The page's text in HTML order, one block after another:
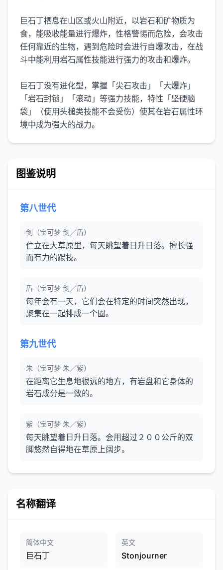
巨石丁栖息在山区或火山附近，以岩石和矿物质为
食，能吸收能量进行爆炸，性格警惕而危险，会攻击
任何靠近的生物，遇到危险时会进行自爆攻击，在战
斗中能利用岩石属性技能进行强力的攻击和爆炸。
巨石丁没有进化型，掌握「尖石攻击」「大爆炸」
「岩石封锁」「滚动」等强力技能，特性「坚硬脑
袋」（使用头槌类技能不会受伤）使其在岩石属性环
境中成为强大的战力。
图鉴说明
第八世代
剑（宝可梦 剑／盾）
伫立在大草原里，每天眺望着日升日落。擅长强
而有力的踢技。
盾（宝可梦 剑／盾）
每年会有一天，它们会在特定的时间突然出现，
聚集在一起排成一个圈。
第九世代
朱（宝可梦 朱／紫）
在距离它生息地很远的地方，有岩盘和它身体的
岩石成分是一致的。
紫（宝可梦 朱／紫）
每天眺望着日升日落。会用超过２００公斤的双
脚悠然自得地在草原上阔步。
名称翻译
简体中文
巨石丁
英文
Stonjourner